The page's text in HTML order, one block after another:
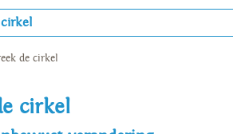
de cirkel
cirkel